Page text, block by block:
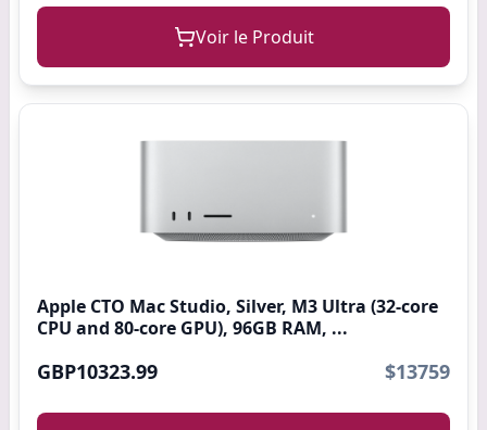
Voir le Produit
Apple CTO Mac Studio, Silver, M3 Ultra (32-core
CPU and 80-core GPU), 96GB RAM, ...
GBP10323.99 $13759